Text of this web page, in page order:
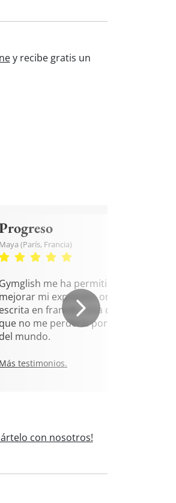
y recibe gratis un
Maya (París, Francia)
Gymglish me ha permitido
mejorar mi expresión oral y
escrita en francés. Una cita
que no me perdería por nada
del mundo.
Más testimonios.
con nosotros!